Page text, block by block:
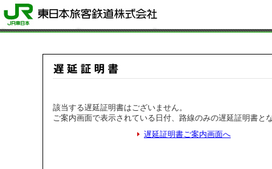
該当する遅延証明書はございません。
ご案内画面で表示されている日付、路線のみの遅延証明書と
遅延証明書ご案内画面へ